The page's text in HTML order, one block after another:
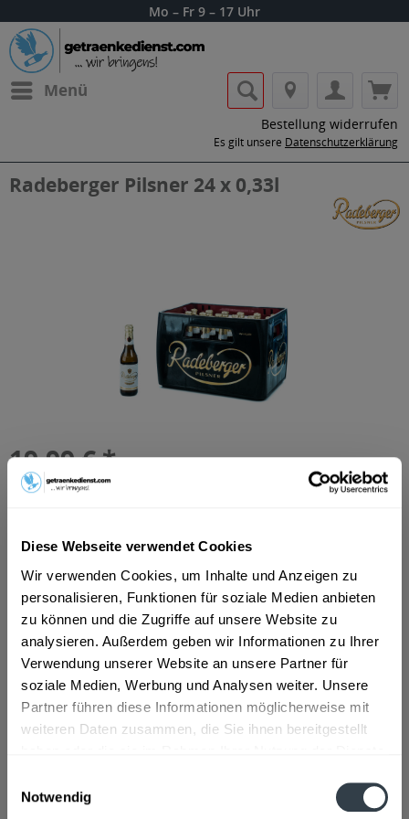
Diese Webseite verwendet Cookies
Wir verwenden Cookies, um Inhalte und Anzeigen zu
personalisieren, Funktionen für soziale Medien anbieten
zu können und die Zugriffe auf unsere Website zu
analysieren. Außerdem geben wir Informationen zu Ihrer
Verwendung unserer Website an unsere Partner für
soziale Medien, Werbung und Analysen weiter. Unsere
Partner führen diese Informationen möglicherweise mit
weiteren Daten zusammen, die Sie ihnen bereitgestellt
Notwendig
Mo – Fr 9 – 17 Uhr
Menü
Bestellung widerrufen
Es gilt unsere Datenschutzerklärung
Radeberger Pilsner 24 x 0,33l
19,99 € *
Inhalt:7.92 Liter (2,52 € * / 1 Liter)
inkl. MwSt.
ggf. zzgl. Erschwerniszuschlag
MEHRWEG
+3,42 € Pfand
In den Warenkorb
Hinzugefügt
Artikel-Nr.: 10486
Beschreibung
So beschreibt der Hersteller sein Produkt: "Seit über
Zutaten und Allergene